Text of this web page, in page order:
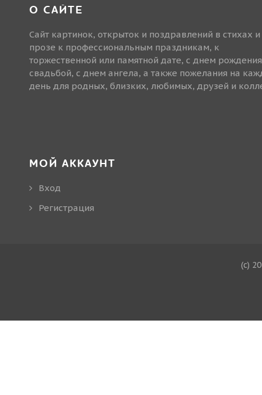
О САЙТЕ
Сайт картинок, открыток и поздравлений в стихах и
прозе к профессиональным праздникам, к
торжественной или памятной дате, с днем
свадьбой, с днем ангела, а также пожелания на
день для родных, близких, любимых, друзей и
МОЙ АККАУНТ
Вход
Регистрация
(c)